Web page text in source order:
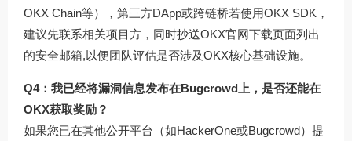
OKX Chain等），第三方DApp或跨链桥若使用OKX SDK，
建议先联系相关项目方，同时抄送OKX官网下载页面列出
的安全邮箱,以便团队评估是否涉及OKX核心基础设施。
Q4：我已经将漏洞信息发布在Bugcrowd上，是否还能在
OKX获取奖励？
如果您已在其他公开平台（如HackerOne或Bugcrowd）提